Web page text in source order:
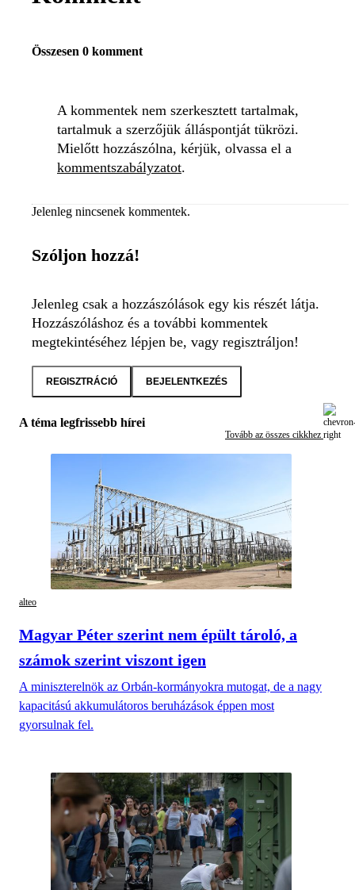
Összesen 0 komment
A kommentek nem szerkesztett tartalmak,
tartalmuk a szerzőjük álláspontját tükrözi.
Mielőtt hozzászólna, kérjük, olvassa el a
kommentszabályzatot.
Jelenleg nincsenek kommentek.
Szóljon hozzá!
Jelenleg csak a hozzászólások egy kis részét látja.
Hozzászóláshoz és a további kommentek
megtekintéséhez lépjen be, vagy regisztráljon!
REGISZTRÁCIÓ BEJELENTKEZÉS
A téma legfrissebb hírei
Tovább az összes cikkhez
alteo
Magyar Péter szerint nem épült tároló, a
számok szerint viszont igen
A miniszterelnök az Orbán-kormányokra mutogat, de a nagy
kapacitású akkumulátoros beruházások éppen most
gyorsulnak fel.